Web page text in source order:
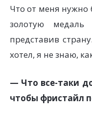
Что от меня нужно
золотую
представив
хотел, я не знаю,
— Что все-таки
чтобы фристайл